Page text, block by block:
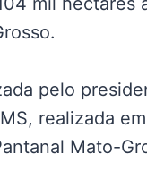
pelo
realizada
Mato-